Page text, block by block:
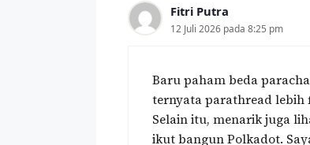
Fitri Putra
12 Juli 2026 pada 8:25 pm
Baru paham beda
ternyata parathread lebih
Selain itu, menarik juga
ikut bangun Polkadot.